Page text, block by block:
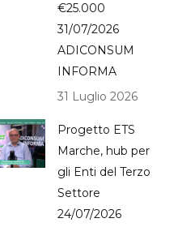
€25.000
31/07/2026
ADICONSUM
INFORMA
31 Luglio 2026
Progetto ETS
Marche, hub per
gli Enti del Terzo
Settore
24/07/2026